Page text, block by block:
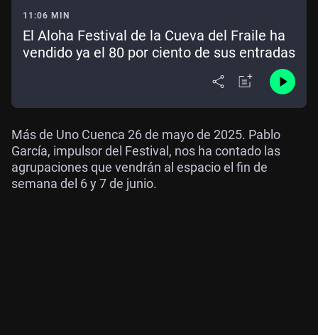
11:06 MIN
El Aloha Festival de la Cueva del Fraile ha
vendido ya el 80 por ciento de sus entradas
Más de Uno Cuenca 26 de mayo de 2025. Pablo
García, impulsor del Festival, nos ha contado las
agrupaciones que vendrán al espacio el fin de
semana del 6 y 7 de junio.